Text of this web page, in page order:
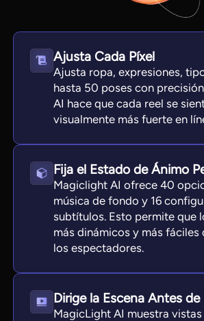
View all tools
Ajusta Cada Píxel
Ajusta ropa, expresiones,
hasta 50 poses con
AI hace que cada reel se
visualmente más fuerte en
Fija el Estado de Ánimo
Magiclight AI ofrece 40
música de fondo y 16
subtítulos. Esto permite que
más dinámicos y más fáciles
los espectadores.
Dirige la Escena Antes
MagicLight AI muestra